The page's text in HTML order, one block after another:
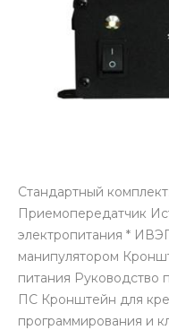
Стандартный комплект:
Приемопередатчик
электропитания *
манипулятором
питания Руководство
ПС Кронштейн для
программирования и